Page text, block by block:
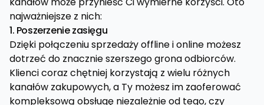
najważniejsze z nich:
1. Poszerzenie zasięgu
Dzięki połączeniu sprzedaży offline i online możesz
dotrzeć do znacznie szerszego grona odbiorców.
Klienci coraz chętniej korzystają z wielu różnych
kanałów zakupowych, a Ty możesz im zaoferować
kompleksową obsługę niezależnie od tego, czy